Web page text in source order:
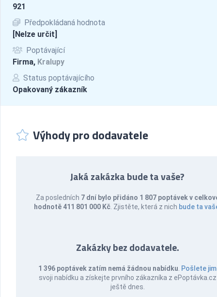
921
Předpokládaná hodnota
[Nelze určit]
Poptávající
Firma, Kralupy
Status poptávajícího
Opakovaný zákazník
Výhody pro dodavatele
Jaká zakázka bude ta vaše?
Za posledních 7 dní bylo přidáno 1 807 poptávek v
hodnotě 411 801 000 Kč . Zjistěte, která z nich bude ta
Zakázky bez dodavatele.
1 396 poptávek zatím nemá žádnou nabídku Pošlete jim
svoji nabídku a získejte prvního zákazníka z ePoptávka.cz
ještě dnes.